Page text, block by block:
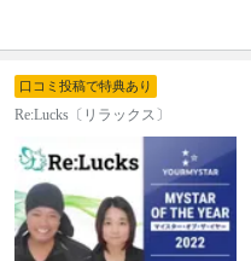
口コミ投稿で特典あり
Re:Lucks〔リラックス〕